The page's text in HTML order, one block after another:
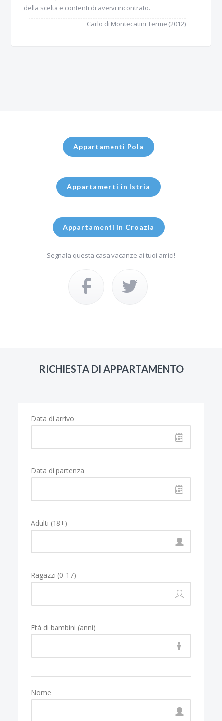
della scelta e contenti di avervi incontrato.
Carlo di Montecatini Terme (2012)
Appartamenti Pola
Appartamenti in Istria
Appartamenti in Croazia
Segnala questa casa vacanze ai tuoi amici!
RICHIESTA DI APPARTAMENTO
Data di arrivo
Data di partenza
Adulti (18+)
Ragazzi (0-17)
Età di bambini (anni)
Nome